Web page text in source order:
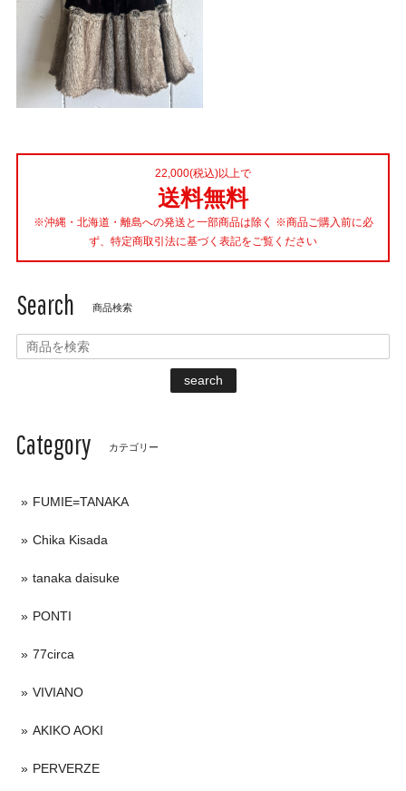
22,000(税込)以上で
送料無料
※沖縄・北海道・離島への発送と一部商品は除く ※商品ご購入前に必
ず、特定商取引法に基づく表記をご覧ください
Search 商品検索
search
Category カテゴリー
FUMIE=TANAKA
Chika Kisada
tanaka daisuke
PONTI
77circa
VIVIANO
AKIKO AOKI
PERVERZE